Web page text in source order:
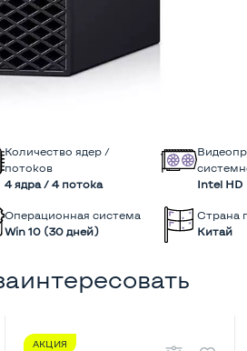
Количество ядер /
потоков
4 ядра / 4 потока
Intel HD
Операционная система
Win 10 (30 дней)
Страна
Китай
АКЦИЯ